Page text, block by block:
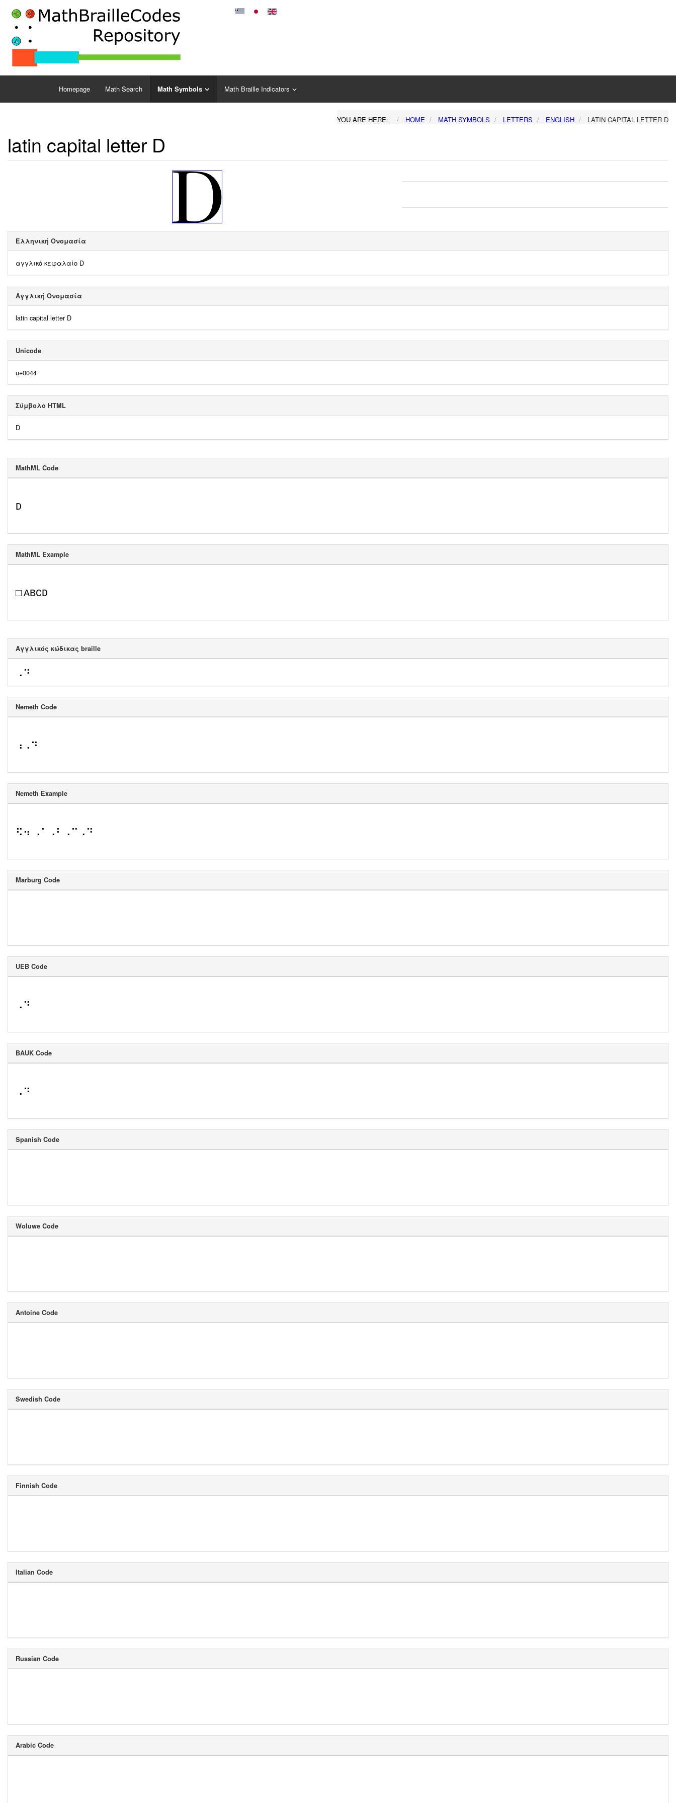
Homepage Math Search Math Symbols Math Braille Indicators
YOU ARE HERE: HOME MATH SYMBOLS LETTERS ENGLISH LATIN CAPITAL LETTER D
latin capital letter D
Ελληνική Ονομασία
αγγλικό κεφαλαίο D
Αγγλική Ονομασία
latin capital letter D
Unicode
u+0044
Σύμβολο HTML
D
MathML Code
D
MathML Example
□ABCD
Αγγλικός κώδικας braille
⠠⠙
Nemeth Code
⠰⠠⠙
Nemeth Example
⠫⠲ ⠠⠁⠠⠃⠠⠉⠠⠙
Marburg Code
UEB Code
⠠⠙
BAUK Code
⠠⠙
Spanish Code
Woluwe Code
Antoine Code
Swedish Code
Finnish Code
Italian Code
Russian Code
Arabic Code